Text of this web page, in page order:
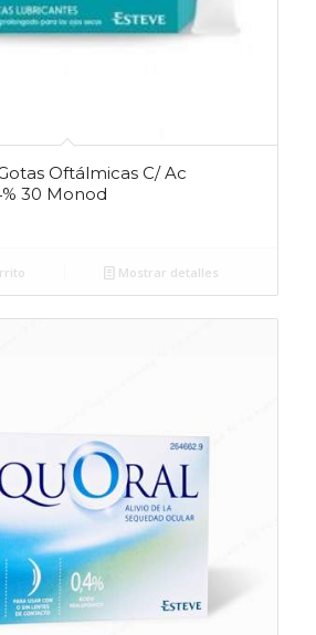
Oftálmicas C/ Ac
30 Monod
Mostrar detalles